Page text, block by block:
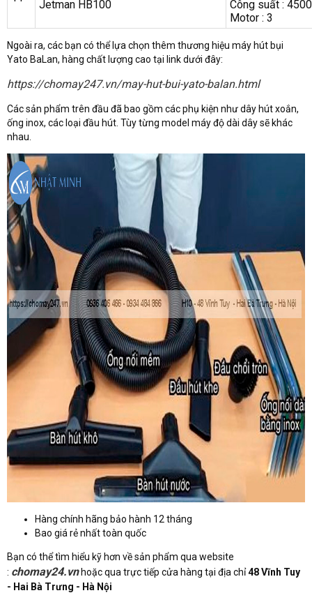
Jetman HB100
Công suất :
Motor : 3
Ngoài ra, các bạn có thể lựa chọn thêm thương hiệu máy hút bụi
Yato BaLan, hàng chất lượng cao tại link dưới đây:
https://chomay247.vn/may-hut-bui-yato-balan.html
Các sản phẩm trên đầu đã bao gồm các phụ kiện như dây hút xoắn,
ống inox, các loại đầu hút. Tùy từng model máy độ dài dây sẽ khác
nhau.
Hàng chính hãng bảo hành 12 tháng
Bao giá rẻ nhất toàn quốc
Bạn có thể tìm hiểu kỹ hơn về sản phẩm qua website
: chomay24.vnhoặc qua trực tiếp cửa hàng tại địa chỉ48 Vĩnh Tuy
- Hai Bà Trưng - Hà Nội